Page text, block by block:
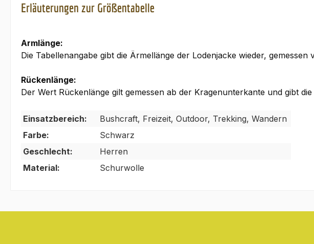
Erläuterungen zur Größentabelle
Armlänge:
Die Tabellenangabe gibt die Ärmellänge der Lodenjacke wieder,
Rückenlänge:
Der Wert Rückenlänge gilt gemessen ab der Kragenunterkante und gibt
Einsatzbereich:
Bushcraft, Freizeit, Outdoor, Trekking, Wandern
Farbe:
Schwarz
Geschlecht:
Herren
Material:
Schurwolle